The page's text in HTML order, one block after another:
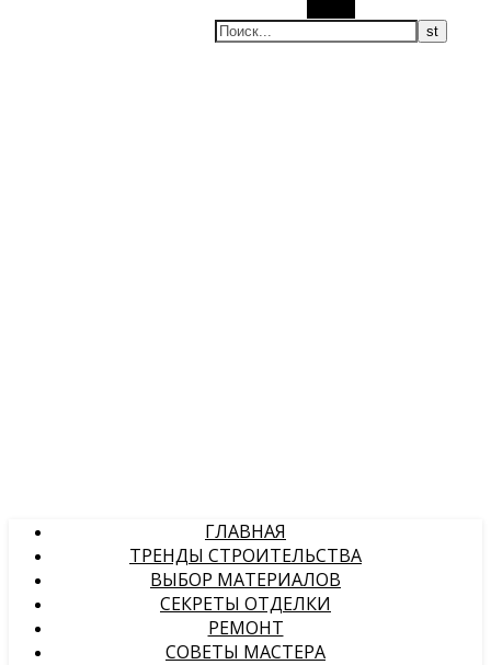
ГЛАВНАЯ
ТРЕНДЫ СТРОИТЕЛЬСТВА
ВЫБОР МАТЕРИАЛОВ
СЕКРЕТЫ ОТДЕЛКИ
РЕМОНТ
СОВЕТЫ МАСТЕРА